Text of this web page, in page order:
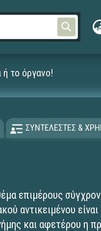
ή το όργανο!
ΣΥΝΤΕΛΕΣΤΕΣ &
επιμέρους
αντικειμένου
και αφετέρου η